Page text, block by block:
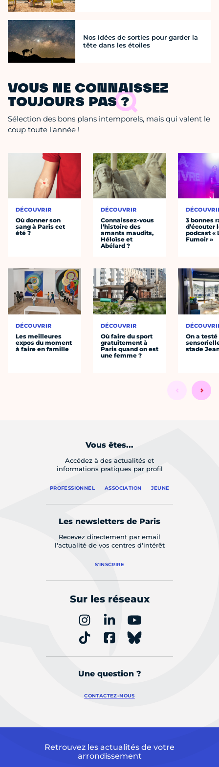
Nos idées de sorties pour garder la
tête dans les étoiles
VOUS NE CONNAISSEZ
TOUJOURS PAS ?
Sélection des bons plans intemporels, mais qui valent le
coup toute l'année !
DÉCOUVRIR
Où donner son
sang à Paris cet
été ?
DÉCOUVRIR
Les meilleures
expos du moment
à faire en famille
DÉCOUVRIR
Connaissez-vous
l’histoire des
amants maudits,
Héloïse et
Abélard ?
DÉCOUVRIR
Où faire du sport
gratuitement à
Paris quand on est
une femme ?
3 bonnes
d’écouter
podcast «
Fumoir »
On a
stade
Vous êtes...
Accédez à des actualités et
informations pratiques par profil
PROFESSIONNEL ASSOCIATION JEUNE
Les newsletters de Paris
Recevez directement par email
l'actualité de vos centres d'intérêt
S'INSCRIRE
Sur les réseaux
Une question ?
CONTACTEZ-NOUS
Retrouvez les actualités de votre
arrondissement